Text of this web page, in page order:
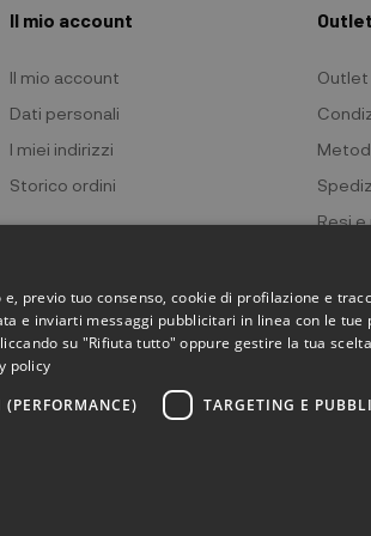
Il mio account
Il mio account
Dati personali
I miei indirizzi
Storico ordini
Outlet
Resi
previo tuo consenso, cookie di profilazione e
e inviarti messaggi pubblicitari in linea con le tue
su "Rifiuta tutto" oppure gestire la tua
policy
(PERFORMANCE) TARGETING E